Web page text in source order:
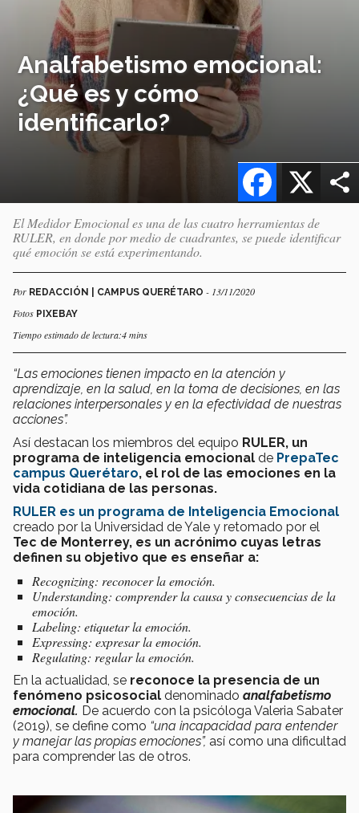
Analfabetismo emocional:
¿Qué es y cómo
identificarlo?
X
Facebook
El Medidor Emocional es una de las cuatro herramientas de
RULER, en donde por medio de cuadrantes, se puede identificar
qué emoción se está experimentando.
Por REDACCIÓN | CAMPUS QUERÉTARO - 13/11/2020
Fotos PIXEBAY
Tiempo estimado de lectura:4 mins
“Las emociones tienen impacto en la atención y
aprendizaje, en la salud, en la toma de decisiones, en las
relaciones interpersonales y en la efectividad de nuestras
acciones”.
Así destacan los miembros del equipo RULER, un
programa de inteligencia emocional de PrepaTec
campus Querétaro, el rol de las emociones en la
vida cotidiana de las personas.
RULER es un programa de Inteligencia Emocional
creado por la Universidad de Yale y retomado por el
Tec de Monterrey, es un acrónimo cuyas letras
definen su objetivo que es enseñar a:
Recognizing: reconocer la emoción.
Understanding: comprender la causa y consecuencias de la
emoción.
Labeling: etiquetar la emoción.
Expressing: expresar la emoción.
Regulating: regular la emoción.
En la actualidad, se reconoce la presencia de un
fenómeno psicosocial denominado analfabetismo
emocional. De acuerdo con la psicóloga Valeria Sabater
(2019), se define como “una incapacidad para entender
y manejar las propias emociones”, así como una dificultad
para comprender las de otros.